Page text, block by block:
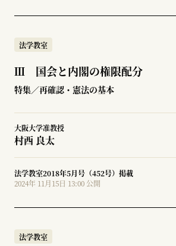
法学教室
Ⅲ 国会と内閣の権限配分
特集／再確認・憲法の基本
大阪大学准教授
村西 良太
法学教室2018年5月号（452号）掲載
2024年 11月15日 13:00 公開
法学教室